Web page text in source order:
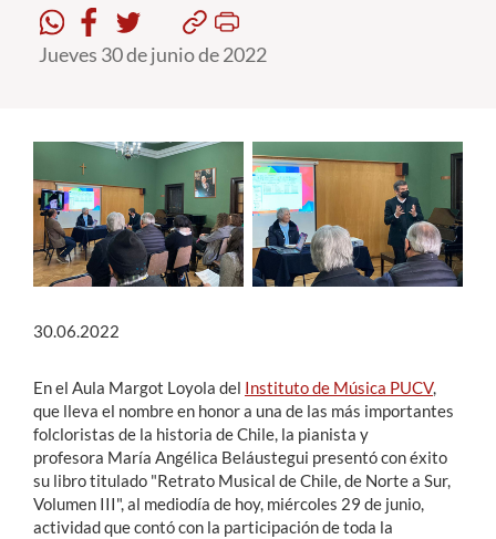
Alumni
Jueves 30 de junio de 2022
30.06.2022
En el Aula Margot Loyola del Instituto de Música PUCV,
que lleva el nombre en honor a una de las más importantes
folcloristas de la historia de Chile, la pianista y
profesora María Angélica Beláustegui presentó con éxito
su libro titulado "Retrato Musical de Chile, de Norte a Sur,
Volumen III", al mediodía de hoy, miércoles 29 de junio,
actividad que contó con la participación de toda la